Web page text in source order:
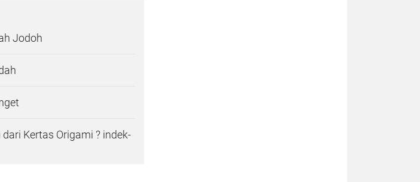
Jodoh
Kertas Origami ? indek-